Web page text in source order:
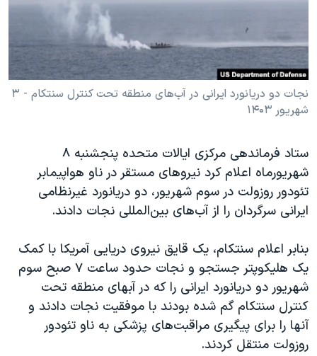
حقوق شهروندی
اقتصادی
علم و فناوری
اسرائیل در جنگ
آرشیو پخش زنده
انتخابات ریاست جمهوری آمریکا ۲۰۲۴
حمله جمهوری اسلامی به اسرائیل
رمز مهسا
ورزش زنان در ایران
مجموعه مستندهای دادخواهی
تریبونال مردمی آبان ۹۸
دادگاه حمید نوری
چهل سال گروگان‌گیری
قانون شفافیت دارائی کادر رهبری ایران
اعتراضات مردمی آبان ۹۸
اسرائیل در جنگ
نرگس محمدی برنده جایزه نوبل صلح
زبانهای مختلف
نجات دو دریانورد ایرانی در آب‌های منطقه تحت کنترل سنتکام - ۳
شهریور ۱۴۰۳
ستاد فرماندهی مرکزی ایالات متحده پنجشنبه ۸
شهریورماه اعلام کرد نیروهای مستقر در ناو هواپیمابر
تئودور روزولت در سوم شهریور، دو دریانورد غیرنظامی
ایرانی سرگردان را از آب‌های بین‌المللی نجات دادند.
بنابر اعلام سنتکام، یک قایق نیروی دریایی آمریکا با کمک
یک هلیکوپتر جستجو و نجات حدود ساعت ۷ صبح سوم
شهریور دو دریانورد ایرانی را که در آبهای منطقه تحت
کنترل سنتکام گم شده بودند با موفقیت نجات دادند و
آنها را برای پیگیری مراقبت‌های پزشکی به ناو تئودور
روزولت منتقل کردند.